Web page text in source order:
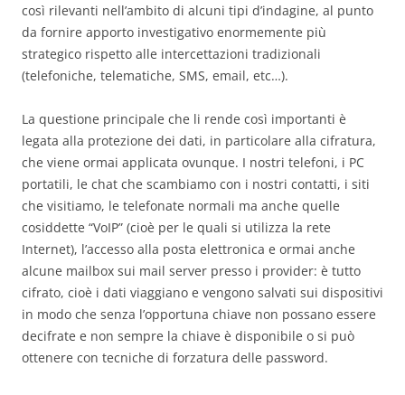
così rilevanti nell’ambito di alcuni tipi d’indagine, al punto
da fornire apporto investigativo enormemente più
strategico rispetto alle intercettazioni tradizionali
(telefoniche, telematiche, SMS, email, etc…).
La questione principale che li rende così importanti è
legata alla protezione dei dati, in particolare alla cifratura,
che viene ormai applicata ovunque. I nostri telefoni, i PC
portatili, le chat che scambiamo con i nostri contatti, i siti
che visitiamo, le telefonate normali ma anche quelle
cosiddette “VoIP” (cioè per le quali si utilizza la rete
Internet), l’accesso alla posta elettronica e ormai anche
alcune mailbox sui mail server presso i provider: è tutto
cifrato, cioè i dati viaggiano e vengono salvati sui dispositivi
in modo che senza l’opportuna chiave non possano essere
decifrate e non sempre la chiave è disponibile o si può
ottenere con tecniche di forzatura delle password.